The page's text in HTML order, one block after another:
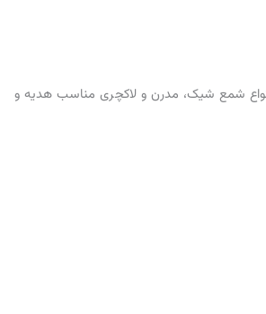
شمع شیک، مدرن و لاکچری مناسب هدیه و